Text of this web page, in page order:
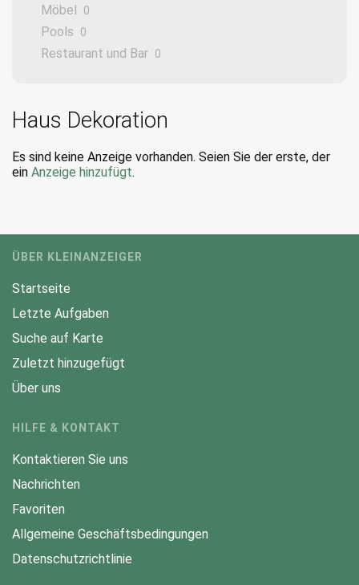
Möbel 0
Pools 0
Restaurant und Bar 0
Haus Dekoration
Es sind keine Anzeige vorhanden. Seien Sie der erste, der
ein Anzeige hinzufügt.
ÜBER KLEINANZEIGER
Startseite
Letzte Aufgaben
Suche auf Karte
Zuletzt hinzugefügt
Über uns
HILFE & KONTAKT
Kontaktieren Sie uns
Nachrichten
Favoriten
Allgemeine Geschäftsbedingungen
Datenschutzrichtlinie